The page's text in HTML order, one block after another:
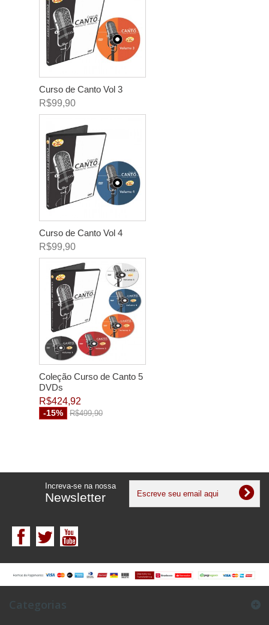
Curso de Canto Vol 3
R$99,90
Curso de Canto Vol 4
R$99,90
Coleção Curso de Canto 5
DVDs
R$424,92
-15% R$499,90
Increva-se na nossa
Newsletter
Categorias